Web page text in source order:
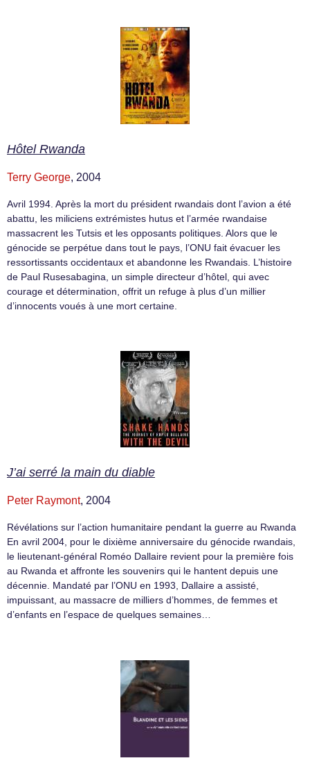
Hôtel Rwanda
Terry George, 2004
Avril 1994. Après la mort du président rwandais dont l’avion a été
abattu, les miliciens extrémistes hutus et l’armée rwandaise
massacrent les Tutsis et les opposants politiques. Alors que le
génocide se perpétue dans tout le pays, l’ONU fait évacuer les
ressortissants occidentaux et abandonne les Rwandais. L’histoire
de Paul Rusesabagina, un simple directeur d’hôtel, qui avec
courage et détermination, offrit un refuge à plus d’un millier
d’innocents voués à une mort certaine.
J’ai serré la main du diable
Peter Raymont, 2004
Révélations sur l’action humanitaire pendant la guerre au Rwanda
En avril 2004, pour le dixième anniversaire du génocide rwandais,
le lieutenant-général Roméo Dallaire revient pour la première fois
au Rwanda et affronte les souvenirs qui le hantent depuis une
décennie. Mandaté par l’ONU en 1993, Dallaire a assisté,
impuissant, au massacre de milliers d’hommes, de femmes et
d’enfants en l’espace de quelques semaines…